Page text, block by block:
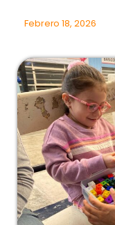
Febrero 18, 2026